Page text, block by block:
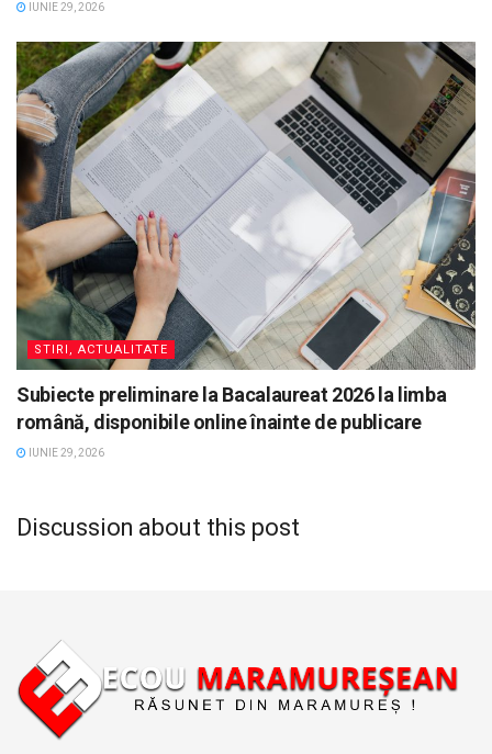
IUNIE 29, 2026
STIRI, ACTUALITATE
Subiecte preliminare la Bacalaureat 2026 la limba
română, disponibile online înainte de publicare
IUNIE 29, 2026
Discussion about this post